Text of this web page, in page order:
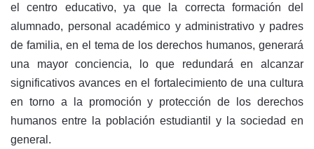
el centro educativo, ya que la correcta formación del
alumnado, personal académico y administrativo y padres
de familia, en el tema de los derechos humanos, generará
una mayor conciencia, lo que redundará en alcanzar
significativos avances en el fortalecimiento de una cultura
en torno a la promoción y protección de los derechos
humanos entre la población estudiantil y la sociedad en
general.